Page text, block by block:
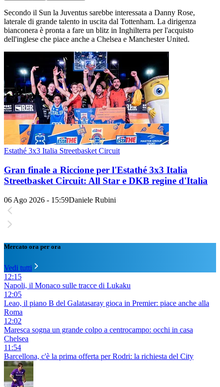
Secondo il Sun la Juventus sarebbe interessata a Danny Rose,
laterale di grande talento in uscita dal Tottenham. La dirigenza
bianconera è pronta a fare un blitz in Inghilterra per l'acquisto
dell'inglese che piace anche a Chelsea e Manchester United.
Estathé 3x3 Italia Streetbasket Circuit
Gran finale a Riccione per l'Estathé 3x3 Italia
Streetbasket Circuit: All Star e DKB regine d'Italia
06 Ago 2026 - 15:59Daniele Rubini
Mercato ora per ora
Vedi tutti
12:15
Napoli, il Monaco sulle tracce di Lukaku
12:05
Leao, il piano B del Galatasaray gioca in Premier: piace anche alla
Roma
12:02
Maresca sogna un grande colpo a centrocampo: occhi in casa
Chelsea
11:54
Barcellona, c'è la prima offerta per Rodri: la richiesta del City